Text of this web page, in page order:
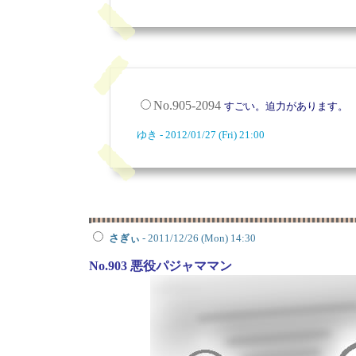
No.905-2094 すごい。迫力があります。
ゆき - 2012/01/27 (Fri) 21:00
さぎぃ - 2011/12/26 (Mon) 14:30
No.903 悪役パジャママン